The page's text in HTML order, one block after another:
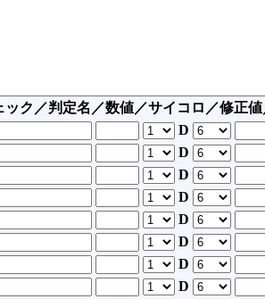
ック／判定名／数値／サイコロ／修正
D
D
D
D
D
D
D
D